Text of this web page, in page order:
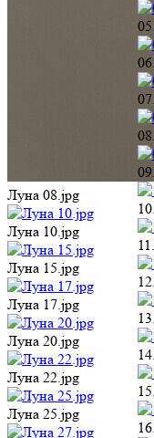
Луна 08.jpg
Луна 10.jpg
Луна 15.jpg
Луна 17.jpg
Луна 20.jpg
Луна 22.jpg
Луна 25.jpg